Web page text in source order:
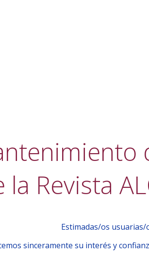
la Revista
Estimadas/os usuarias/
sinceramente su interés y